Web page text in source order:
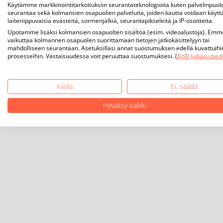
Käytämme markkinointitarkoituksiin seurantateknologioita kuten
seurantaa sekä kolmansien osapuolien palveluita, joiden kautta voidaan
laiteriippuvaisia evästeitä, sormenjälkiä, seurantapikseleitä ja IP-osoitteita.
Upotamme lisäksi kolmansien osapuolten sisältöä (esim. videoalustoja).
vaikuttaa kolmannen osapuolen suorittamaan tietojen jatkokäsittelyyn tai
mahdolliseen seurantaan. Asetuksillasi annat suostumuksen edellä
prosesseihin. Vastaisuudessa voit peruuttaa suostumuksesi. (BoD
Kiellä
Ei, säädä
Hyväksy kaikki